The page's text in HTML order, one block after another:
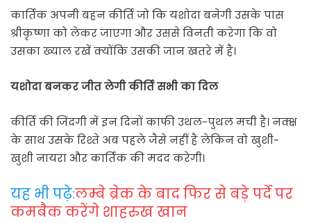
कार्तिक अपनी बहन कीर्ति जो कि यशोदा बनेगी उसके पास
श्रीकृष्णा को लेकर जाएगा और उससे विनती करेगा कि वो
उसका ख्याल रखें क्योंकि उसकी जान खतरे में है।
यशोदा बनकर जीत लेगी कीर्ति सभी का दिल
कीर्ति की जिंदगी में इन दिनों काफी उथल-पुथल मची है। नक्क्ष
के साथ उसके रिश्ते अब पहले जैसे नहीं है लेकिन वो खुशी-
खुशी नायरा और कार्तिक की मदद करेगी।
यह भी पढ़े:लम्बे ब्रेक के बाद फिर से बड़े पर्दे पर
कमबैक करेंगे शाहरुख खान